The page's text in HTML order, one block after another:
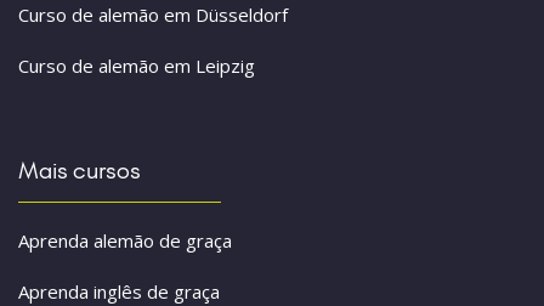
Curso de alemão em Düsseldorf
Curso de alemão em Leipzig
Mais cursos
Aprenda alemão de graça
Aprenda inglês de graça